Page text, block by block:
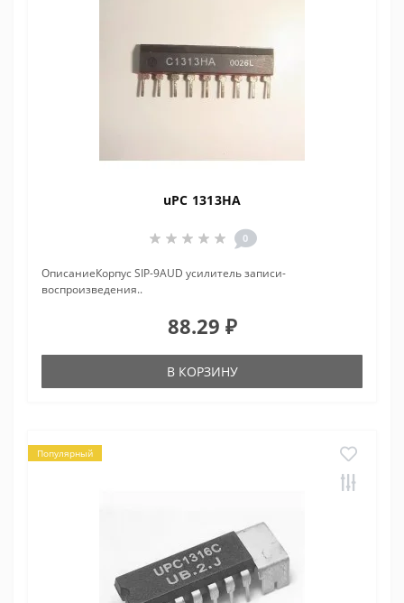
uPC 1313HA
0
ОписаниеКорпус SIP-9AUD усилитель записи-
воспроизведения..
88.29 ₽
В КОРЗИНУ
Популярный